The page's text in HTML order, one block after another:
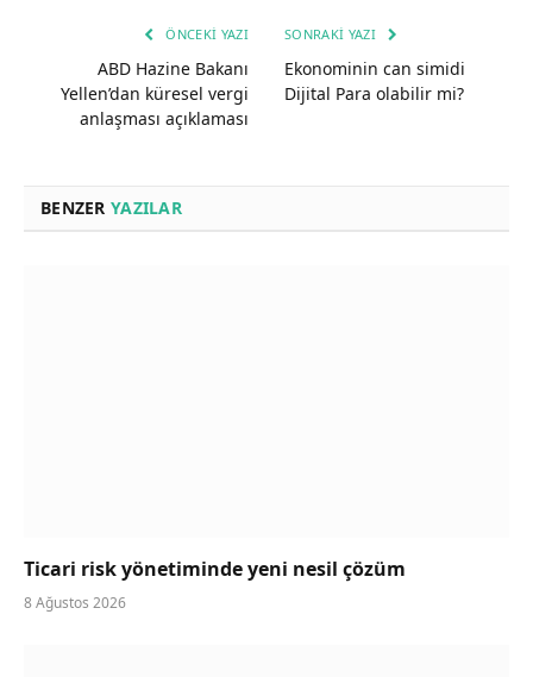
ÖNCEKI YAZI
ABD Hazine Bakanı
Yellen’dan küresel vergi
anlaşması açıklaması
SONRAKI YAZI
Ekonominin can simidi
Dijital Para olabilir mi?
BENZER YAZILAR
Ticari risk yönetiminde yeni nesil çözüm
8 Ağustos 2026